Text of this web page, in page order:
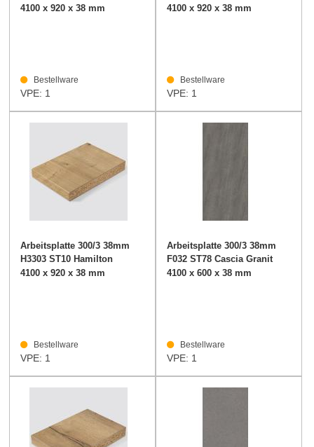
Concrete hellgrau
4100 x 920 x 38 mm
Bestellware
VPE: 1
4100 x 920 x 38 mm
Bestellware
VPE: 1
Arbeitsplatte 300/3 38mm
H3303 ST10 Hamilton
Eiche
4100 x 920 x 38 mm
Bestellware
VPE: 1
Arbeitsplatte 300/3 38mm
F032 ST78 Cascia Granit
grau
4100 x 600 x 38 mm
Bestellware
VPE: 1